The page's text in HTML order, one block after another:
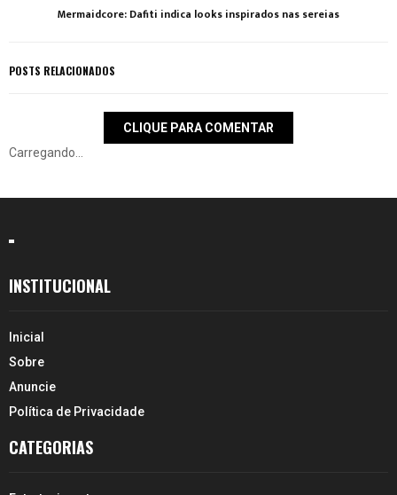
Mermaidcore: Dafiti indica looks inspirados nas sereias
POSTS RELACIONADOS
CLIQUE PARA COMENTAR
Carregando...
INSTITUCIONAL
Inicial
Sobre
Anuncie
Política de Privacidade
CATEGORIAS